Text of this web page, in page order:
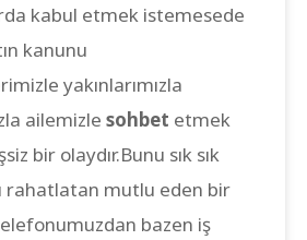
kabul etmek istemesede
kanunu
yakınlarımızla
ailemizle sohbet etmek
bir olaydır.Bunu sık sık
rahatlatan mutlu eden bir
bazen iş